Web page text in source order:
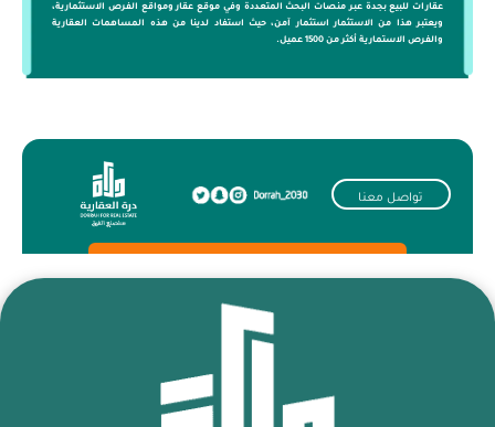
عقارات للبيع بجدة عبر منصات البحث المتعددة وفي موقع عقار ومواقع الفرص الاستثمارية،
ويعتبر هذا من الاستثمار استثمار آمن، حيث استفاد لدينا من هذه المساهمات العقارية
والفرص الاستمارية أكثر من 1500 عميل.
تواصل معنا